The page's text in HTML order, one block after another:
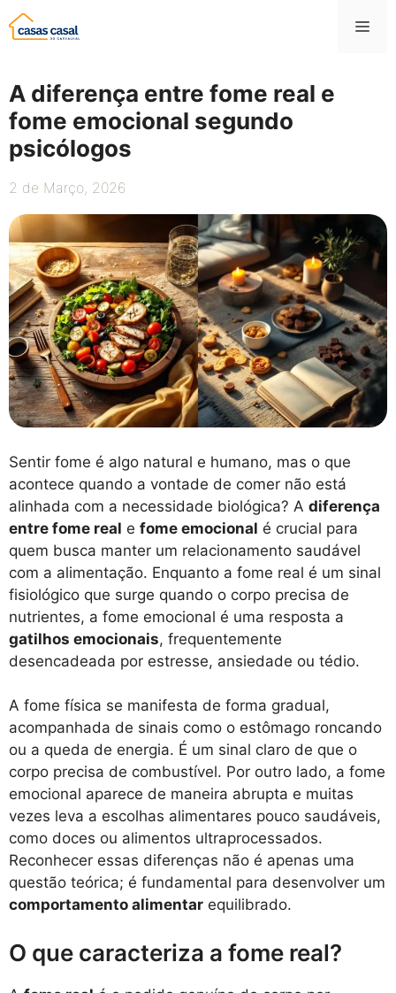
Saltar
para
A diferença entre fome real e
fome emocional segundo
psicólogos
2 de Março, 2026
Sentir fome é algo natural e humano, mas o que
acontece quando a vontade de comer não está
alinhada com a necessidade biológica? A diferença
entre fome real e fome emocional é crucial para
quem busca manter um relacionamento saudável
com a alimentação. Enquanto a fome real é um sinal
fisiológico que surge quando o corpo precisa de
nutrientes, a fome emocional é uma resposta a
gatilhos emocionais, frequentemente
desencadeada por estresse, ansiedade ou tédio.
A fome física se manifesta de forma gradual,
acompanhada de sinais como o estômago roncando
ou a queda de energia. É um sinal claro de que o
corpo precisa de combustível. Por outro lado, a fome
emocional aparece de maneira abrupta e muitas
vezes leva a escolhas alimentares pouco saudáveis,
como doces ou alimentos ultraprocessados.
Reconhecer essas diferenças não é apenas uma
questão teórica; é fundamental para desenvolver um
comportamento alimentar equilibrado.
O que caracteriza a fome real?